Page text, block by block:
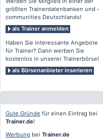
größten Trainerdatenbanken und -
communities Deutschlands!
als Trainer anmelden
Haben Sie interessante Angebote
für Trainer? Dann werben Sie
kostenlos in unserer Trainerbörse!
als Börsenanbieter inserieren
Gute Gründe für einen Eintrag bei
Trainer.de!
Werbung bei Trainer.de